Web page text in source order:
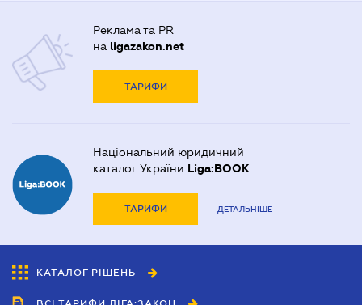
Реклама та PR
на ligazakon.net
ТАРИФИ
Національний юридичний
каталог України Liga:BOOK
ТАРИФИ ДЕТАЛЬНІШЕ
КАТАЛОГ РІШЕНЬ